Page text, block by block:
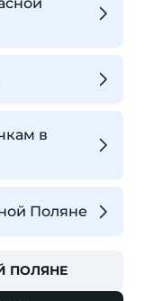
в
Поляне
ПОЛЯНЕ